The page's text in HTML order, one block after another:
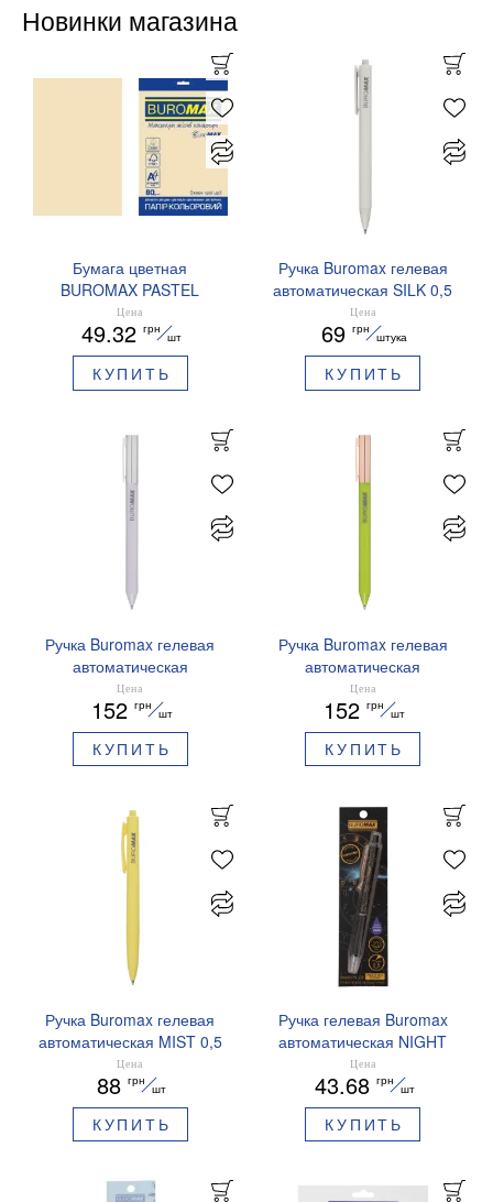
Новинки магазина
Бумага цветная
BUROMAX PASTEL
EUROMAX 20 арк А4 80 г/
мс BM.2721220E-08
Цена
49.32 грн
шт
КУПИТЬ
Ручка Buromax гелевая
автоматическая SILK 0,5
мм синие чернила
BM.83100
Цена
69 грн
штука
КУПИТЬ
Ручка Buromax гелевая
автоматическая
PRESTIGE SILVER 0,5 мм
синие чернила BM.83102
Цена
152 грн
шт
КУПИТЬ
Ручка Buromax гелевая
автоматическая
PRESTIGE GOLD 0,5 мм
синие чернила BM.83101
Цена
152 грн
шт
КУПИТЬ
Ручка Buromax гелевая
автоматическая MIST 0,5
мм синие чернила
BM.83103
Цена
88 грн
шт
КУПИТЬ
Ручка гелевая Buromax
автоматическая NIGHT
SKY ZODIAC 0.5 мм
ароматизированный грипп
синие чернила BM.8379-
01
Цена
43.68 грн
шт
КУПИТЬ